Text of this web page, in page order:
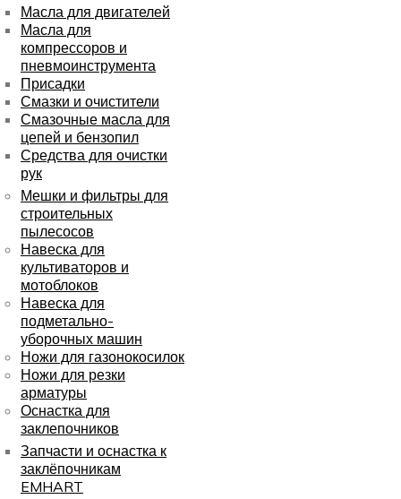
Масла для двигателей
Масла для
компрессоров и
пневмоинструмента
Присадки
Смазки и очистители
Смазочные масла для
цепей и бензопил
Средства для очистки
рук
Мешки и фильтры для
строительных
пылесосов
Навеска для
культиваторов и
мотоблоков
Навеска для
подметально-
уборочных машин
Ножи для газонокосилок
Ножи для резки
арматуры
Оснастка для
заклепочников
Запчасти и оснастка к
заклёпочникам
EMHART